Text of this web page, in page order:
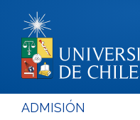
ADMISIÓN